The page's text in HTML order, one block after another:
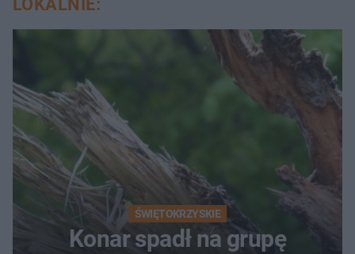
LOKALNIE:
ŚWIĘTOKRZYSKIE
Konar spadł na grupę